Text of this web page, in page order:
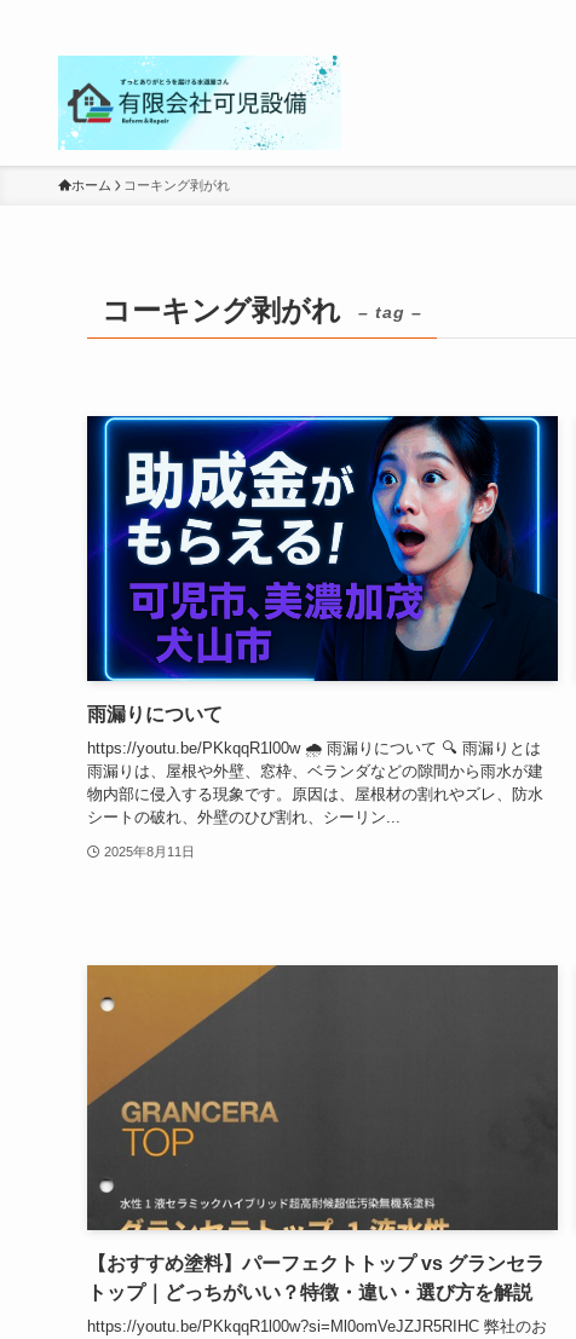
ホーム コーキング剥がれ
コーキング剥がれ – tag –
雨漏りについて
https://youtu.be/PKkqqR1l00w 🌧️ 雨漏りについて 🔍 雨漏りとは
雨漏りは、屋根や外壁、窓枠、ベランダなどの隙間から雨水が建
物内部に侵入する現象です。原因は、屋根材の割れやズレ、防水
シートの破れ、外壁のひび割れ、シーリン...
2025年8月11日
【おすすめ塗料】パーフェクトトップ vs グランセラ
トップ｜どっちがいい？特徴・違い・選び方を解説
https://youtu.be/PKkqqR1l00w?si=Ml0omVeJZJR5RIHC 弊社のお